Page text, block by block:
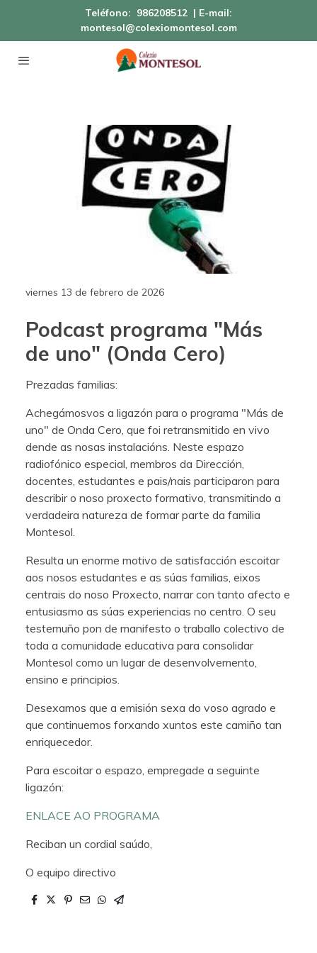
Teléfono: 986208512 | E-mail:
montesol@colexiomontesol.com
viernes 13 de febrero de 2026
Podcast programa "Más
de uno" (Onda Cero)
Prezadas familias:
Achegámosvos a ligazón para o programa "Más de
uno" de Onda Cero, que foi retransmitido en vivo
dende as nosas instalacións. Neste espazo
radiofónico especial, membros da Dirección,
docentes, estudantes e pais/nais participaron para
describir o noso proxecto formativo, transmitindo a
verdadeira natureza de formar parte da familia
Montesol.
Resulta un enorme motivo de satisfacción escoitar
aos nosos estudantes e as súas familias, eixos
centrais do noso Proxecto, narrar con tanto afecto e
entusiasmo as súas experiencias no centro. O seu
testemuño pon de manifesto o traballo colectivo de
toda a comunidade educativa para consolidar
Montesol como un lugar de desenvolvemento,
ensino e principios.
Desexamos que a emisión sexa do voso agrado e
que continuemos forxando xuntos este camiño tan
enriquecedor.
Para escoitar o espazo, empregade a seguinte
ligazón:
ENLACE AO PROGRAMA
Reciban un cordial saúdo,
O equipo directivo